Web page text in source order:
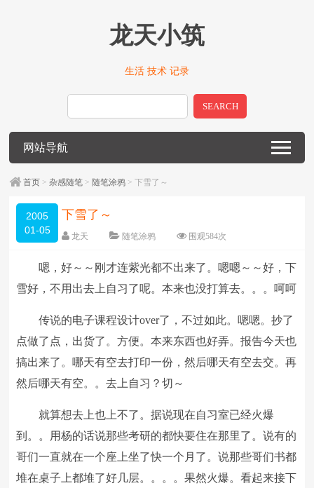
龙天小筑
生活 技术 记录
SEARCH
网站导航
首页 >杂感随笔 > 随笔涂鸦 > 下雪了～
2005
01-05
下雪了～
龙天 随笔涂鸦 围观584次
字体：大 中 小
嗯，好～～刚才连紫光都不出来了。嗯嗯～～好，下
雪好，不用出去上自习了呢。本来也没打算去。。。呵呵
传说的电子课程设计over了，不过如此。嗯嗯。抄了
点做了点，出货了。方便。本来东西也好弄。报告今天也
搞出来了。哪天有空去打印一份，然后哪天有空去交。再
然后哪天有空。。去上自习？切～
就算想去上也上不了。据说现在自习室已经火爆
到。。用杨的话说那些考研的都快要住在那里了。说有的
哥们一直就在一个座上坐了快一个月了。说那些哥们书都
堆在桌子上都堆了好几层。。。。果然火爆。看起来接下